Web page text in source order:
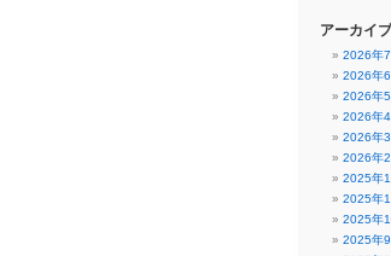
アーカイブ
2026年7
2026年6
2026年5
2026年4
2026年3
2026年2
2025年
2025年
2025年
2025年9